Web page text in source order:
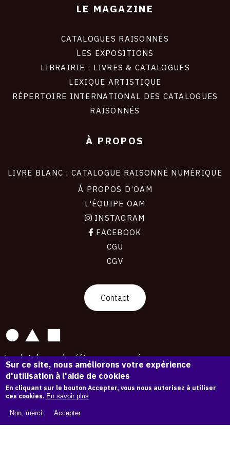
LE MAGAZINE
CATALOGUES RAISONNÉS
LES EXPOSITIONS
LIBRAIRIE : LIVRES & CATALOGUES
LEXIQUE ARTISTIQUE
RÉPERTOIRE INTERNATIONAL DES CATALOGUES
RAISONNÉS
À PROPOS
LIVRE BLANC : CATALOGUE RAISONNÉ NUMÉRIQUE
À PROPOS D'OAM
L'ÉQUIPE OAM
INSTAGRAM
FACEBOOK
CGU
CGV
Contact
La plateforme de référence pour créer,
conserver et promouvoir l'Histoire de l'Art.
Des catalogues raisonnés aux archives
d'expositions.
43 254 œuvres d'art — 7 587 expositions
Copyright © OAM 2026. Tous droits réservés.
Sur ce site, nous améliorons votre expérience
d'utilisation à l'aide de cookies
En cliquant sur le bouton Accepter, vous nous autorisez à utiliser
ces cookies. En savoir plus
Non, merci. Accepter